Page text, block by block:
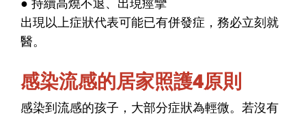
出現以上症狀代表可能已有併發症，務必立刻就
醫。
感染流感的居家照護4原則
感染到流感的孩子，大部分症狀為輕微。若沒有